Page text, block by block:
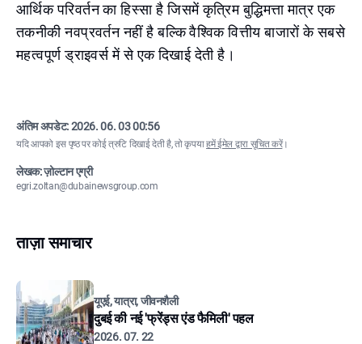
आर्थिक परिवर्तन का हिस्सा है जिसमें कृत्रिम बुद्धिमत्ता मात्र एक
तकनीकी नवप्रवर्तन नहीं है बल्कि वैश्विक वित्तीय बाजारों के सबसे
महत्वपूर्ण ड्राइवर्स में से एक दिखाई देती है।
अंतिम अपडेट:2026. 06. 03 00:56
यदि आपको इस पृष्ठ पर कोई त्रुटि दिखाई देती है, तो कृपयाहमें ईमेल द्वारा सूचित करें।
लेखक: ज़ोल्टान एग्री
egri.zoltan@dubainewsgroup.com
ताज़ा समाचार
यूएई, यात्रा, जीवनशैली
दुबई की नई 'फ्रेंड्स एंड फैमिली' पहल
2026. 07. 22